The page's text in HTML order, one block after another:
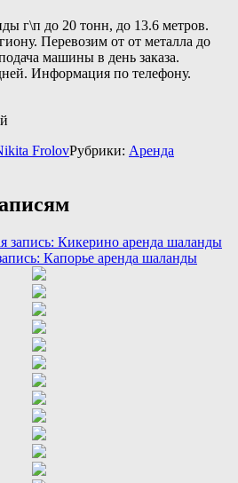
г\п до 20 тонн, до 13.6 метров.
Перевозим от от металла до
машины в день заказа.
Информация по телефону.
FrolovРубрики: Аренда
запись: Кикерино аренда шаланды
Капорье аренда шаланды